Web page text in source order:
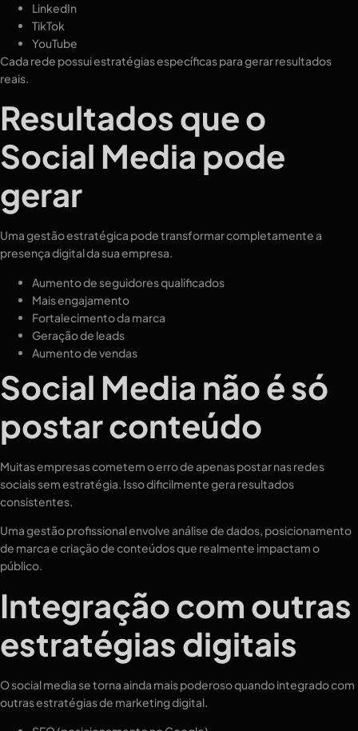
LinkedIn
TikTok
YouTube
Cada rede possui estratégias específicas para gerar resultados
reais.
Resultados que o
Social Media pode
gerar
Uma gestão estratégica pode transformar completamente a
presença digital da sua empresa.
Aumento de seguidores qualificados
Mais engajamento
Fortalecimento da marca
Geração de leads
Aumento de vendas
Social Media não é só
postar conteúdo
Muitas empresas cometem o erro de apenas postar nas redes
sociais sem estratégia. Isso dificilmente gera resultados
consistentes.
Uma gestão profissional envolve análise de dados, posicionamento
de marca e criação de conteúdos que realmente impactam o
público.
Integração com outras
estratégias digitais
O social media se torna ainda mais poderoso quando integrado com
outras estratégias de marketing digital.